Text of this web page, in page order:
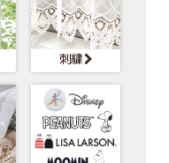
刺繍